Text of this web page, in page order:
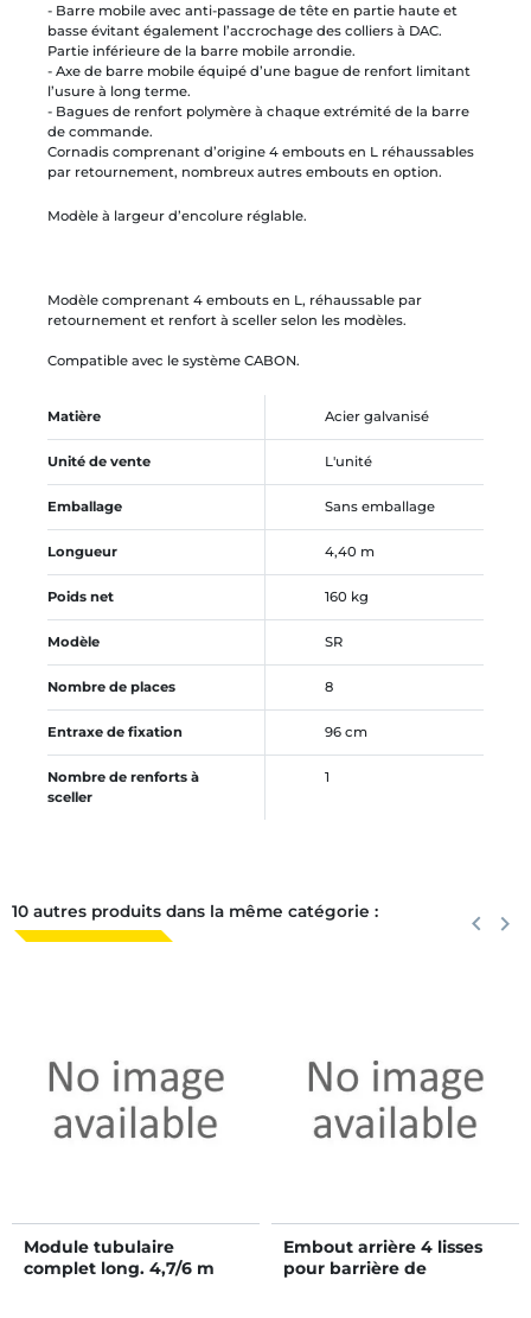
- Barre mobile avec anti-passage de tête en partie haute et
basse évitant également l’accrochage des colliers à DAC.
Partie inférieure de la barre mobile arrondie.
- Axe de barre mobile équipé d’une bague de renfort limitant
l’usure à long terme.
- Bagues de renfort polymère à chaque extrémité de la barre
de commande.
Cornadis comprenant d’origine 4 embouts en L réhaussables
par retournement, nombreux autres embouts en option.
Modèle à largeur d’encolure réglable.
Modèle comprenant 4 embouts en L, réhaussable par
retournement et renfort à sceller selon les modèles.
Compatible avec le système CABON.
Matière Acier galvanisé
Unité de vente L'unité
Emballage Sans emballage
Longueur 4,40 m
Poids net 160 kg
Modèle SR
Nombre de places 8
Entraxe de fixation 96 cm
Nombre de renforts à
sceller
1
10 autres produits dans la même catégorie : keyboard_arrow_left keyboard_arrow_right
Module tubulaire
complet long. 4,7/6 m
Embout arrière 4 lisses
pour barrière de